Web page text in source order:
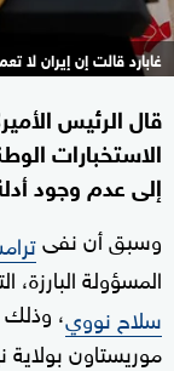
غابارد قالت إن إيران
قال الرئيس
الاستخبارات
إلى عدم وجود
وسبق أن نفى
المسؤولة
سلاح نووي،
موريستاون